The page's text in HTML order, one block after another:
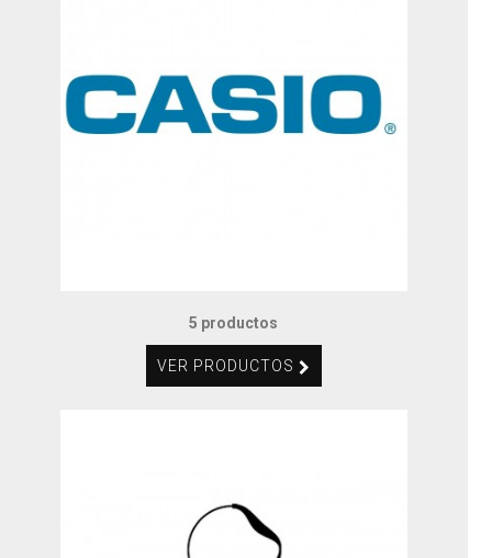
5 productos
VER PRODUCTOS